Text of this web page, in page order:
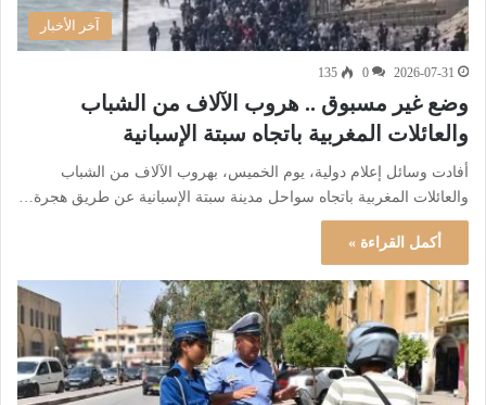
آخر الأخبار
2026-07-31
0
135
وضع غير مسبوق .. هروب الآلاف من الشباب
والعائلات المغربية باتجاه سبتة الإسبانية
أفادت وسائل إعلام دولية، يوم الخميس، بهروب الآلاف من الشباب
والعائلات المغربية باتجاه سواحل مدينة سبتة الإسبانية عن طريق هجرة…
أكمل القراءة »